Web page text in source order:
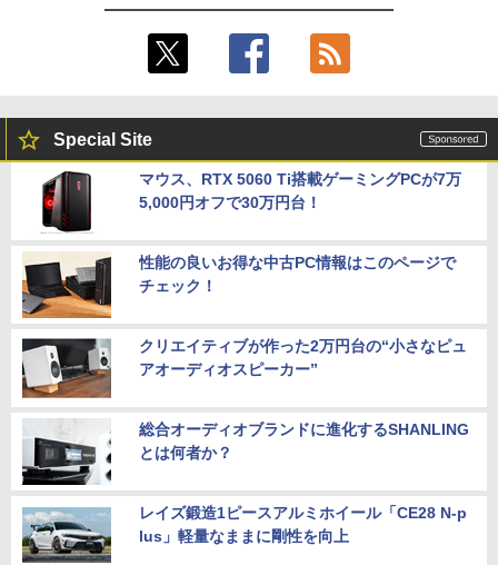
Special Site
マウス、RTX 5060 Ti搭載ゲーミングPCが7万
5,000円オフで30万円台！
性能の良いお得な中古PC情報はこのページで
チェック！
クリエイティブが作った2万円台の“小さなピュ
アオーディオスピーカー”
総合オーディオブランドに進化するSHANLING
とは何者か？
レイズ鍛造1ピースアルミホイール「CE28 N-p
lus」軽量なままに剛性を向上